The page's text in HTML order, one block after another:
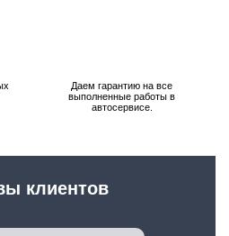
Даем гарантию на все
выполненные работы в
автосервисе.
клиентов